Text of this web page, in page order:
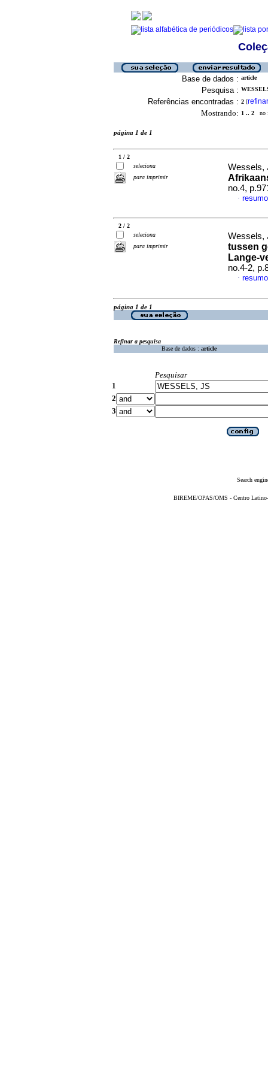
Base de dados : article
Pesquisa :
Referências encontradas : 2 [refinar
Mostrando: 1 .. 2 no
página 1 de 1
1 / 2
seleciona
para imprimir
Wessels,
no.4,
·
2 / 2
seleciona
para imprimir
Wessels,
tussen
Lange-
no.4-2,
·
página 1 de 1
Refinar a pesquisa
Base de dados : article
Pesquisar
1
2
3
Search
BIREME/OPAS/OMS - Centro Latino-